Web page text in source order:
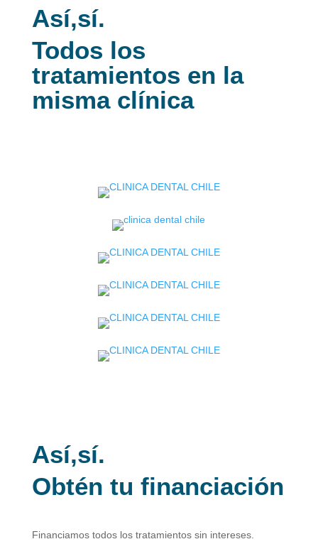
Así,sí.
Todos los
tratamientos en la
misma clínica
Así,sí.
Obtén tu financiación
Financiamos todos los tratamientos sin intereses.